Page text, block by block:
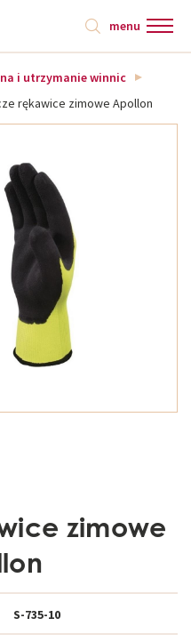
menu
i utrzymanie winnic
rękawice zimowe Apollon
zimowe
S-735-10